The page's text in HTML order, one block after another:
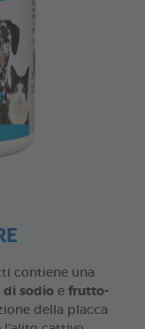
contiene una
di sodio e frutto-
della placca